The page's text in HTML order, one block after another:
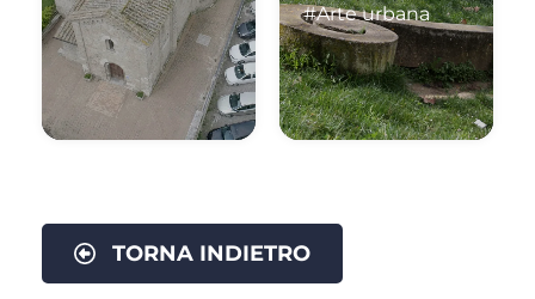
#Arte urbana
TORNA INDIETRO